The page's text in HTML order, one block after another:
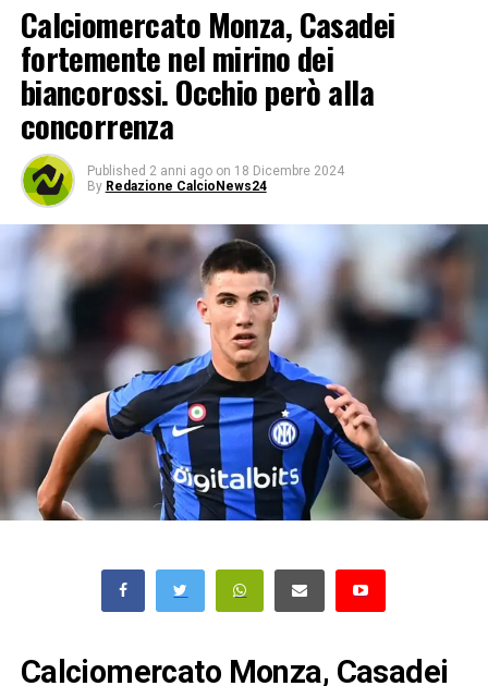
Calciomercato Monza, Casadei
fortemente nel mirino dei
biancorossi. Occhio però alla
concorrenza
Published 2 anni ago on 18 Dicembre 2024
By Redazione CalcioNews24
Calciomercato Monza, Casadei